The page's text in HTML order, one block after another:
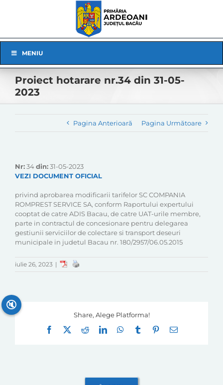
Navigation
MENIU
Proiect hotarare nr.34 din 31-05-
2023
Pagina Anterioară Pagina Următoare
Nr:34din:31-05-2023
VEZI DOCUMENT OFICIAL
privind aprobarea modificarii tarifelor SC COMPANIA
ROMPREST SERVICE SA, conform Raportului expertului
cooptat de catre ADIS Bacau, de catre UAT-urile membre,
parte in contractul de concesionare pentru delegarea
gestiunii serviciilor de colectare si transport deseuri
municipale in judetul Bacau nr. 180/2957/06.05.2015
iulie 26, 2023 |
Share, Alege Platforma!
Facebook
RedditLinkedInWhatsApp
Tumblr Pinterest
E-
🔇